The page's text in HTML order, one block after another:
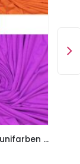
1,5 Meter Heavy Knit Viskose Jersey, unifarben glatt gestrickt